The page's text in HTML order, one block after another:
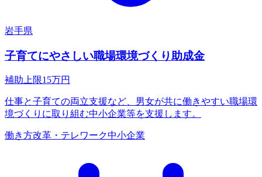
岩手県
子育てにやさしい職場環境づくり助成金
補助上限15万円
仕事と子育ての両立支援など、男女が共に働きやすい職場環
境づくりに取り組む中小企業等を支援します。
働き方改革・テレワーク中小企業